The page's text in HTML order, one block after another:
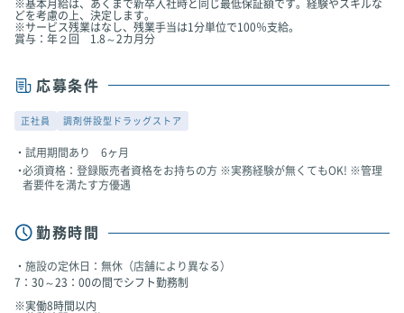
※基本月給は、あくまで新卒入社時と同じ最低保証額です。経験やスキルな
どを考慮の上、決定します。
※サービス残業はなし、残業手当は1分単位で100％支給。
賞与：年２回 1.8～2カ月分
応募条件
正社員 調剤併設型ドラッグストア
試用期間あり 6ヶ月
必須資格：登録販売者資格をお持ちの方 ※実務経験が無くてもOK! ※管理
者要件を満たす方優遇
勤務時間
施設の定休日：無休（店舗により異なる）
7：30～23：00の間でシフト勤務制
※実働8時間以内